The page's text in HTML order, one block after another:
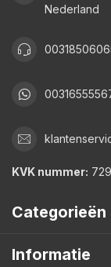
Nederland
KVK nummer:
Categorieën
Informatie